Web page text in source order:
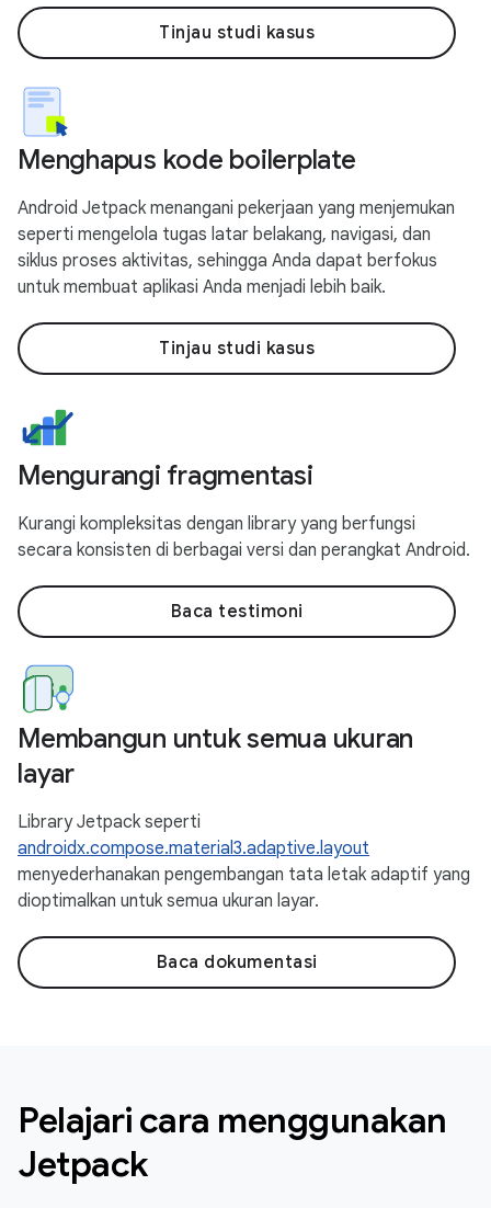
Tinjau studi kasus
Menghapus kode boilerplate
Android Jetpack menangani pekerjaan yang menjemukan
seperti mengelola tugas latar belakang, navigasi, dan
siklus proses aktivitas, sehingga Anda dapat berfokus
untuk membuat aplikasi Anda menjadi lebih baik.
Tinjau studi kasus
Mengurangi fragmentasi
Kurangi kompleksitas dengan library yang berfungsi
secara konsisten di berbagai versi dan perangkat Android.
Baca testimoni
Membangun untuk semua ukuran
layar
Library Jetpack seperti
androidx.compose.material3.adaptive.layout
menyederhanakan pengembangan tata letak adaptif yang
dioptimalkan untuk semua ukuran layar.
Baca dokumentasi
Pelajari cara menggunakan
Jetpack